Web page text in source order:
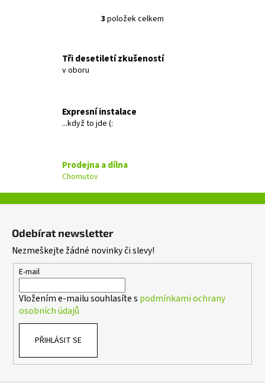
O
l
á
í
v
ý
s
3 položek celkem
Tři desetiletí zkušeností
v oboru
Expresní instalace
...když to jde (:
Prodejna a dílna
Chomutov
Odebírat newsletter
Nezmeškejte žádné novinky či slevy!
E-mail
Vložením e-mailu souhlasíte s podmínkami ochrany
osobních údajů
PŘIHLÁSIT SE